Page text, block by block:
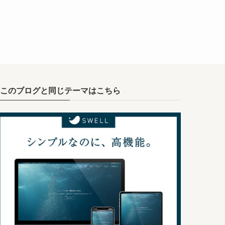
このブログと同じテーマはこちら